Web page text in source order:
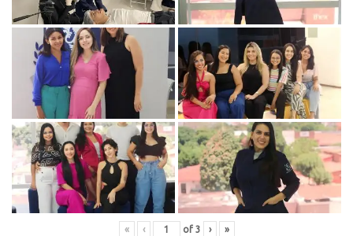
« ‹ of 3 › »